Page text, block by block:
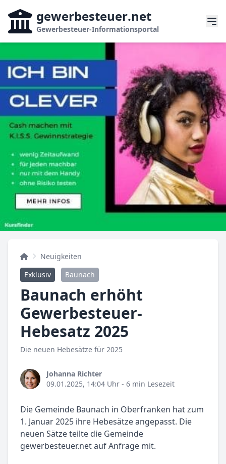
gewerbesteuer.net
Gewerbesteuer-Informationsportal
Neuigkeiten
Exklusiv
Baunach
Baunach erhöht
Gewerbesteuer-
Hebesatz 2025
Die neuen Hebesätze für 2025
Johanna Richter
09.01.2025, 14:04 Uhr - 6 min Lesezeit
Die Gemeinde Baunach in Oberfranken hat zum
1. Januar 2025 ihre Hebesätze angepasst. Die
neuen Sätze teilte die Gemeinde
gewerbesteuer.net auf Anfrage mit.